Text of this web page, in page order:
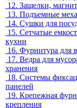
12. Защелки,
13. Подъемные
14. Сушки для
15. Сетчатые
кухни
16. Фурнитура для
17. Ведра для
хранения
18. Системы
панелей
19. Крепежная
крепления